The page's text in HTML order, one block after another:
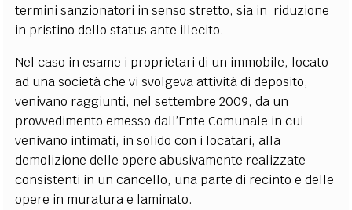
termini sanzionatori in senso stretto, sia in riduzione
in pristino dello status ante illecito.
Nel caso in esame i proprietari di un immobile, locato
ad una società che vi svolgeva attività di deposito,
venivano raggiunti, nel settembre 2009, da un
provvedimento emesso dall’Ente Comunale in cui
venivano intimati, in solido con i locatari, alla
demolizione delle opere abusivamente realizzate
consistenti in un cancello, una parte di recinto e delle
opere in muratura e laminato.